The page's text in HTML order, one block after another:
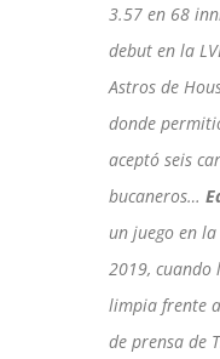
3.57 en 68
debut en la
Astros de
donde
aceptó seis
bucaneros…
un juego en la
2019, cuando
limpia frente
de prensa de